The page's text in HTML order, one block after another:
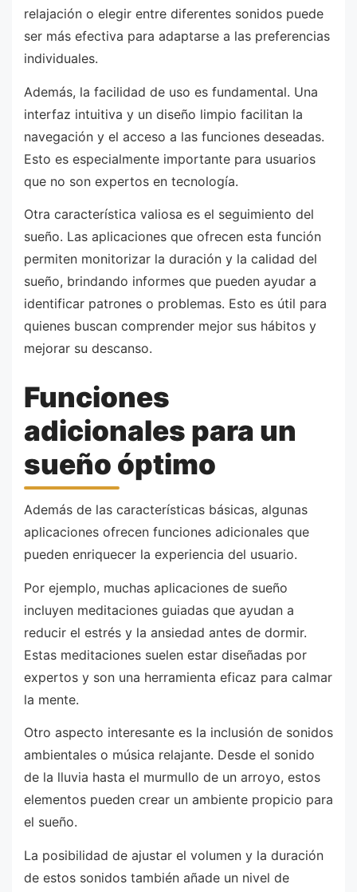
relajación o elegir entre diferentes sonidos puede
ser más efectiva para adaptarse a las preferencias
individuales.
Además, la facilidad de uso es fundamental. Una
interfaz intuitiva y un diseño limpio facilitan la
navegación y el acceso a las funciones deseadas.
Esto es especialmente importante para usuarios
que no son expertos en tecnología.
Otra característica valiosa es el seguimiento del
sueño. Las aplicaciones que ofrecen esta función
permiten monitorizar la duración y la calidad del
sueño, brindando informes que pueden ayudar a
identificar patrones o problemas. Esto es útil para
quienes buscan comprender mejor sus hábitos y
mejorar su descanso.
Funciones
adicionales para un
sueño óptimo
Además de las características básicas, algunas
aplicaciones ofrecen funciones adicionales que
pueden enriquecer la experiencia del usuario.
Por ejemplo, muchas aplicaciones de sueño
incluyen meditaciones guiadas que ayudan a
reducir el estrés y la ansiedad antes de dormir.
Estas meditaciones suelen estar diseñadas por
expertos y son una herramienta eficaz para calmar
la mente.
Otro aspecto interesante es la inclusión de sonidos
ambientales o música relajante. Desde el sonido
de la lluvia hasta el murmullo de un arroyo, estos
elementos pueden crear un ambiente propicio para
el sueño.
La posibilidad de ajustar el volumen y la duración
de estos sonidos también añade un nivel de